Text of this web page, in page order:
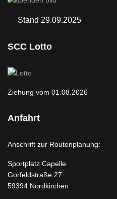
Stand 29.09.2025
SCC Lotto
Ziehung vom 01.08.2026
Anfahrt
Anschrift zur Routenplanung:
Sportplatz Capelle
Gorfeldstraße 27
59394 Nordkirchen